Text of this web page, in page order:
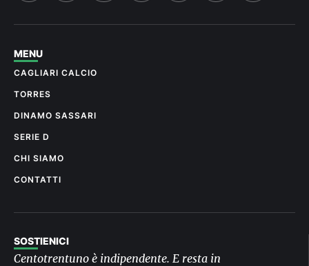
MENU
CAGLIARI CALCIO
TORRES
DINAMO SASSARI
SERIE D
CHI SIAMO
CONTATTI
SOSTIENICI
Centotrentuno è indipendente. E resta in